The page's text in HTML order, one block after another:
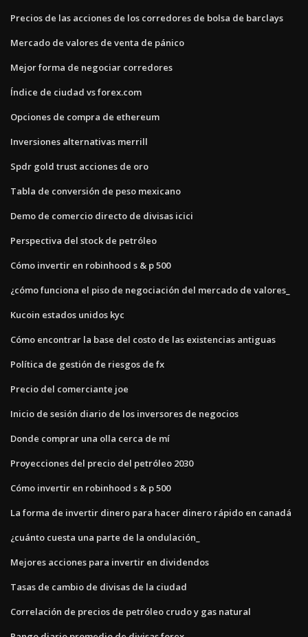
Precios de las acciones de los corredores de bolsa de barclays
Mercado de valores de venta de pánico
Mejor forma de negociar corredores
Índice de ciudad vs forex.com
Opciones de compra de ethereum
Inversiones alternativas merrill
Spdr gold trust acciones de oro
Tabla de conversión de peso mexicano
Demo de comercio directo de divisas icici
Perspectiva del stock de petróleo
Cómo invertir en robinhood s & p 500
¿cómo funciona el piso de negociación del mercado de valores_
Kucoin estados unidos kyc
Cómo encontrar la base del costo de las existencias antiguas
Política de gestión de riesgos de fx
Precio del comerciante joe
Inicio de sesión diario de los inversores de negocios
Donde comprar una olla cerca de mí
Proyecciones del precio del petróleo 2030
Cómo invertir en robinhood s & p 500
La forma de invertir dinero para hacer dinero rápido en canadá
¿cuánto cuesta una parte de la ondulación_
Mejores acciones para invertir en dividendos
Tasas de cambio de divisas de la ciudad
Correlación de precios de petróleo crudo y gas natural